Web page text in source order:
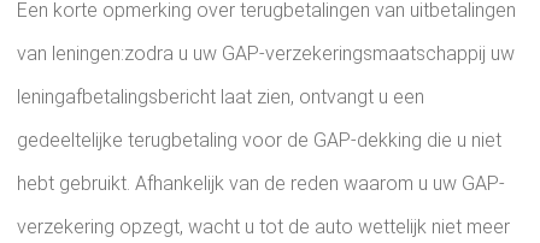
Een korte opmerking over terugbetalingen van uitbetalingen
van leningen:zodra u uw GAP-verzekeringsmaatschappij uw
leningafbetalingsbericht laat zien, ontvangt u een
gedeeltelijke terugbetaling voor de GAP-dekking die u niet
hebt gebruikt. Afhankelijk van de reden waarom u uw GAP-
verzekering opzegt, wacht u tot de auto wettelijk niet meer